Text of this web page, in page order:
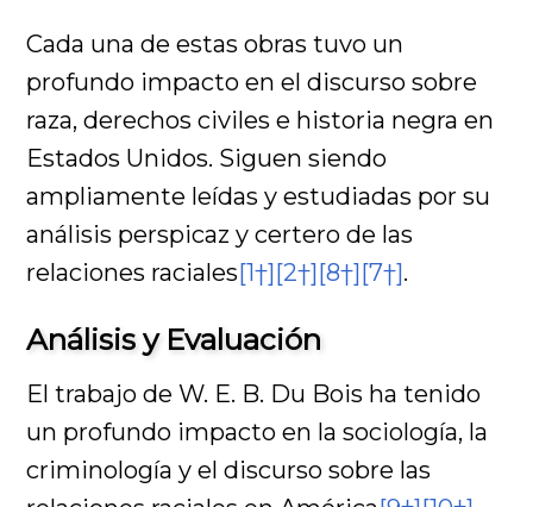
Cada una de estas obras tuvo un
profundo impacto en el discurso sobre
raza, derechos civiles e historia negra en
Estados Unidos. Siguen siendo
ampliamente leídas y estudiadas por su
análisis perspicaz y certero de las
relaciones raciales[1†][2†][8†][7†].
Análisis y Evaluación
El trabajo de W. E. B. Du Bois ha tenido
un profundo impacto en la sociología, la
criminología y el discurso sobre las